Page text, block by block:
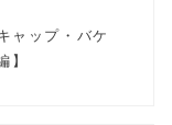
ャップ・バケ
】